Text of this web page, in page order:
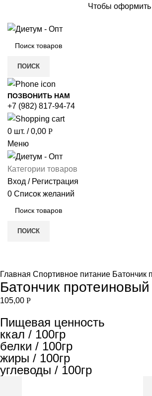
Чтобы оформить
ПОИСК
ПОЗВОНИТЬ НАМ
+7 (982) 817-94-74
0 шт. / 0,00 Р
Меню
Категории товаров
Вход / Регистрация
0 Список желаний
ПОИСК
Главная Спортивное питание Батончик
Батончик
105,00 Р
Пищевая ценность
ккал / 100гр
белки / 100гр
жиры / 100гр
углеводы / 100гр